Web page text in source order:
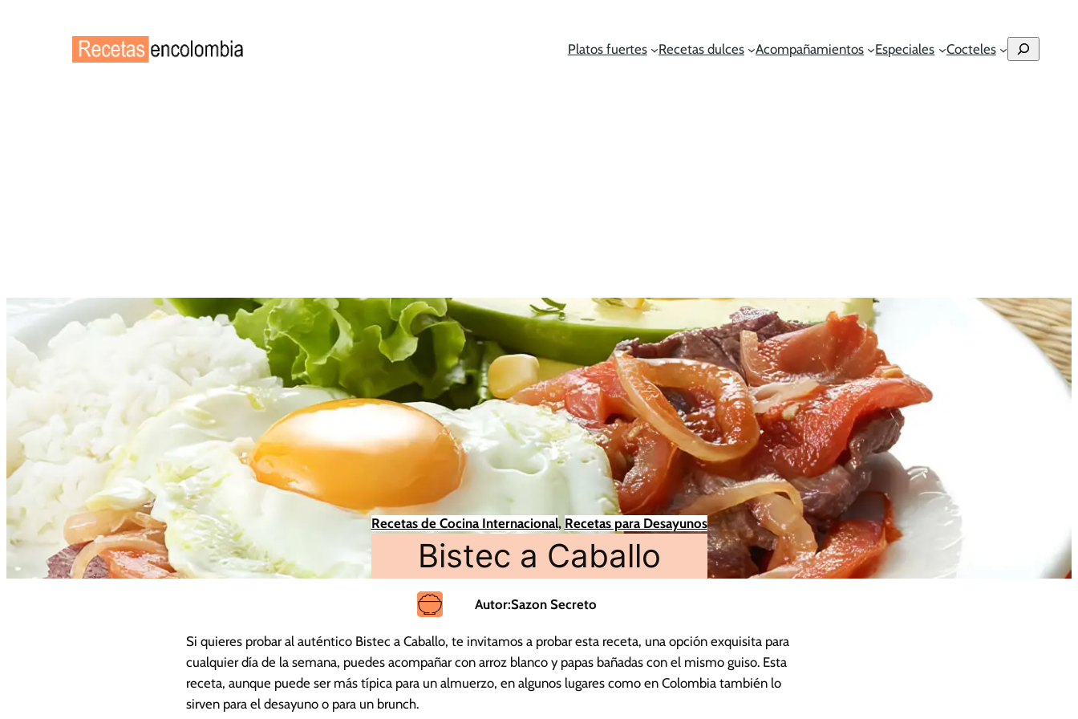
Platos fuertes Recetas dulces Acompañamientos Especiales Cocteles Buscar
Recetas de Cocina Internacional, Recetas para Desayunos
Bistec a Caballo
Autor:Sazon Secreto
Si quieres probar al auténtico Bistec a Caballo, te invitamos a probar esta receta, una opción exquisita para
cualquier día de la semana, puedes acompañar con arroz blanco y papas bañadas con el mismo guiso. Esta
receta, aunque puede ser más típica para un almuerzo, en algunos lugares como en Colombia también lo
sirven para el desayuno o para un brunch.